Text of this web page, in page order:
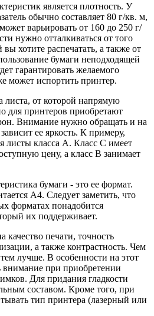
является плотность. У
обычно составляет 80 г/кв. м,
варьировать от 160 до 250 г/
нужно отталкиваться от того
хотите распечатать, а также от
бумаги неподходящей
гарантировать желаемого
может испортить принтер.
листа, от которой напрямую
для принтеров приобретают
Внимание нужно обращать и на
ее яркость. К примеру,
листы класса А. Класс С имеет
цену, а класс В занимает
бумаги - это ее формат.
А4. Следует заметить, что
форматах понадобится
их поддерживает.
качество печати, точность
а также контрастность. Чем
лучше. В особенности на этот
при приобретении
Для придания гладкости
составом. Кроме того, при
тип принтера (лазерный или